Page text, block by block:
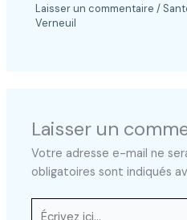
Laisser un commentaire /
Verneuil
Laisser un
Votre adresse e-mail ne
obligatoires sont indiqués
Écrivez